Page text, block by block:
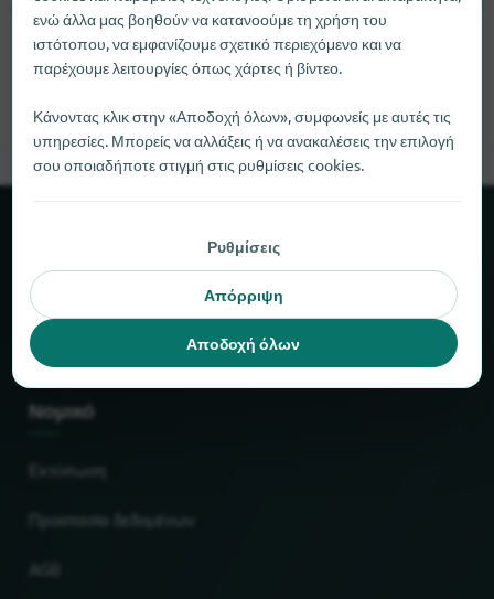
Λυπούμαστε, δεν μπορούμε να βρούμε το Μπριζόλες χοιρινού
φιλέτου αυτή τη στιγμή. Αν γνωρίζετε πού μπορείτε να βρείτε
το Μπριζόλες χοιρινού φιλέτου, θα χαρούμε πολύ αν μας
ενημερώσετε.
Σχετικά με το locabee
Στοιχεία και αριθμοί
Συνεργάτες
Νομικό
Εκτύπωση
Προστασία δεδομένων
ενώ άλλα μας βοηθούν να κατανοούμε τη χρήση του
ιστότοπου, να εμφανίζουμε σχετικό περιεχόμενο και να
παρέχουμε λειτουργίες όπως χάρτες ή βίντεο.
Κάνοντας κλικ στην «Αποδοχή όλων», συμφωνείς με αυτές τις
υπηρεσίες. Μπορείς να αλλάξεις ή να ανακαλέσεις την επιλογή
σου οποιαδήποτε στιγμή στις ρυθμίσεις cookies.
Ρυθμίσεις
Απόρριψη
Αποδοχή όλων